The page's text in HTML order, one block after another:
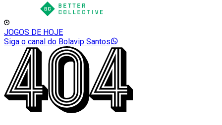
JOGOS DE HOJE
Siga o canal do Bolavip Santos